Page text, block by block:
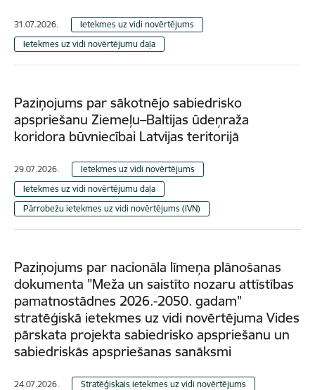
31.07.2026.
Ietekmes uz vidi novērtējums
Ietekmes uz vidi novērtējumu daļa
Paziņojums par sākotnējo sabiedrisko
apspriešanu Ziemeļu–Baltijas ūdeņraža
koridora būvniecībai Latvijas teritorijā
29.07.2026.
Ietekmes uz vidi novērtējums
Ietekmes uz vidi novērtējumu daļa
Pārrobežu ietekmes uz vidi novērtējums (IVN)
Paziņojums par nacionāla līmeņa plānošanas
dokumenta "Meža un saistīto nozaru attīstības
pamatnostādnes 2026.-2050. gadam"
stratēģiskā ietekmes uz vidi novērtējuma Vides
pārskata projekta sabiedrisko apspriešanu un
sabiedriskās apspriešanas sanāksmi
24.07.2026. Stratēģiskais ietekmes uz vidi novērtējums